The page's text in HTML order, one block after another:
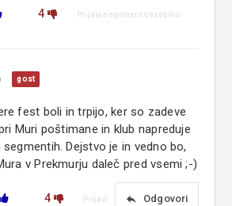
4 Prijavi neprimerno vsebino
gost
fest boli in trpijo, ker so zadeve
Muri poštimane in klub napreduje
segmentih. Dejstvo je in vedno bo,
v Prekmurju daleč pred vsemi ;-)
4 reply Odgovori
Prijavi